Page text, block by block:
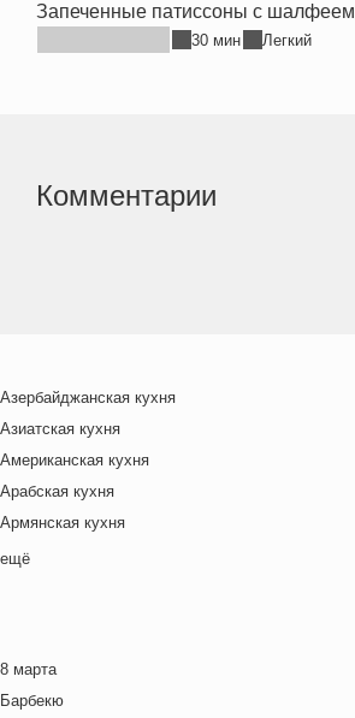
Запеченные патиссоны с шалфеем
30 мин Легкий
Комментарии
Азербайджанская кухня
Азиатская кухня
Американская кухня
Арабская кухня
Армянская кухня
Белорусская
Венгерская кухня
Греческая кухня
ещё
8 марта
Барбекю